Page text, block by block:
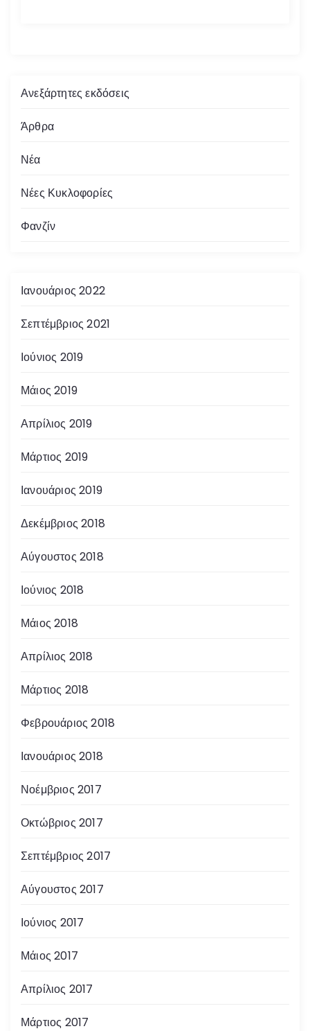
Ανεξάρτητες εκδόσεις
Άρθρα
Νέα
Νέες Κυκλοφορίες
Φανζίν
Ιανουάριος 2022
Σεπτέμβριος 2021
Ιούνιος 2019
Μάιος 2019
Απρίλιος 2019
Μάρτιος 2019
Ιανουάριος 2019
Δεκέμβριος 2018
Αύγουστος 2018
Ιούνιος 2018
Μάιος 2018
Απρίλιος 2018
Μάρτιος 2018
Φεβρουάριος 2018
Ιανουάριος 2018
Νοέμβριος 2017
Οκτώβριος 2017
Σεπτέμβριος 2017
Αύγουστος 2017
Ιούνιος 2017
Μάιος 2017
Απρίλιος 2017
Μάρτιος 2017